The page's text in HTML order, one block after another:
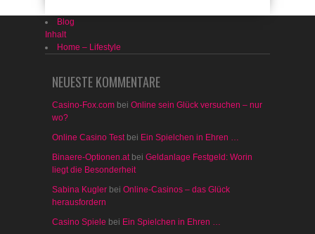
Blog
Inhalt
Home – Lifestyle
NEUESTE KOMMENTARE
Casino-Fox.com bei Online sein Glück versuchen – nur
wo?
Online Casino Test bei Ein Spielchen in Ehren …
Binaere-Optionen.at bei Geldanlage Festgeld: Worin
liegt die Besonderheit
Sabina Kugler bei Online-Casinos – das Glück
herausfordern
Casino Spiele bei Ein Spielchen in Ehren …